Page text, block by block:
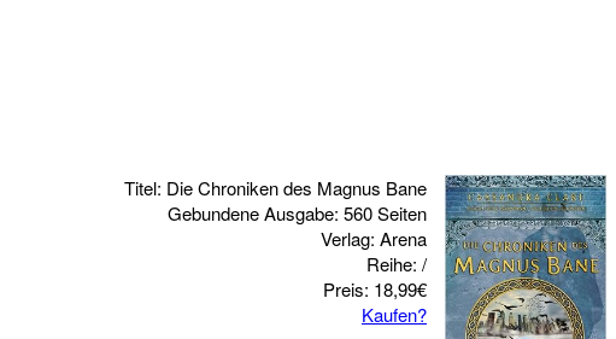
Titel: Die Chroniken des Magnus Bane
Gebundene Ausgabe: 560 Seiten
Verlag: Arena
Reihe: /
Preis: 18,99€
Kaufen?